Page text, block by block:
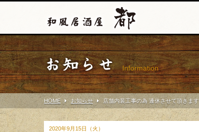
お知らせ Information
HOME お知らせ 店舗内装工事の為 連休させて頂きます
2020年9月15日（火）